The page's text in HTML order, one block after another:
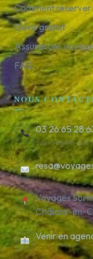
Comment réserver
Devis gratuit
Assurances
FAQ
NOUS
03 26 65 28
Lun–Ven 9h–12h
Voyages
Châlons-en-
Venir en